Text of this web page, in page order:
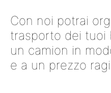
Con noi potrai
trasporto dei tuoi
un camion in
e a un prezzo